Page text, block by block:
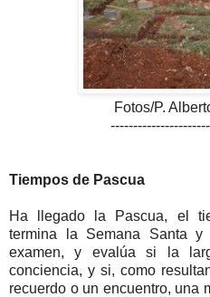
Fotos/P.
Tiempos de Pascua
Ha llegado la Pascua, el
termina la Semana Santa
examen, y evalúa si la
conciencia, y si, como
recuerdo o un encuentro, una